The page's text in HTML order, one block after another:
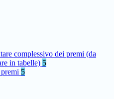
complessivo dei premi (da
in tabelle) 5
5